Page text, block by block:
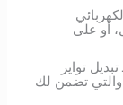
أو على
تواير
والتي تضمن لك